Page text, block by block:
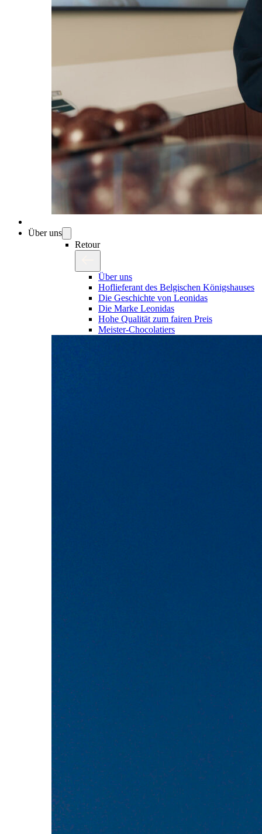
Über uns
Retour
Über uns
Hoflieferant des Belgischen Königshauses
Die Geschichte von Leonidas
Die Marke Leonidas
Hohe Qualität zum fairen Preis
Meister-Chocolatiers